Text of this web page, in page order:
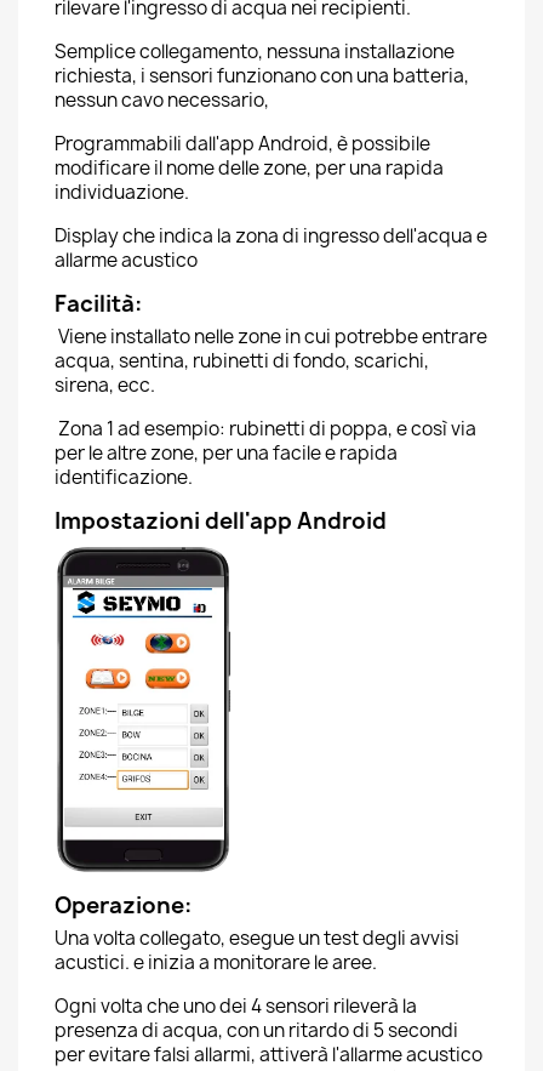
rilevare l'ingresso di acqua nei recipienti.
Semplice collegamento, nessuna installazione
richiesta, i sensori funzionano con una batteria,
nessun cavo necessario,
Programmabili dall'app Android, è possibile
modificare il nome delle zone, per una rapida
individuazione.
Display che indica la zona di ingresso dell'acqua e
allarme acustico
Facilità:
Viene installato nelle zone in cui potrebbe entrare
acqua, sentina, rubinetti di fondo, scarichi,
sirena, ecc.
Zona 1 ad esempio: rubinetti di poppa, e così via
per le altre zone, per una facile e rapida
identificazione.
Impostazioni dell'app Android
Operazione:
Una volta collegato, esegue un test degli avvisi
acustici. e inizia a monitorare le aree.
Ogni volta che uno dei 4 sensori rileverà la
presenza di acqua, con un ritardo di 5 secondi
per evitare falsi allarmi, attiverà l'allarme acustico